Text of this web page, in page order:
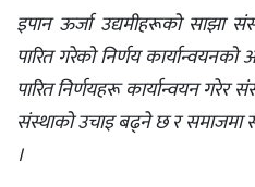
इपान ऊर्जा उद्यमीहरूको साझा
पारित गरेको निर्णय
पारित निर्णयहरू कार्यान्वयन गरेर
संस्थाको उचाइ बढ्ने छ र
।